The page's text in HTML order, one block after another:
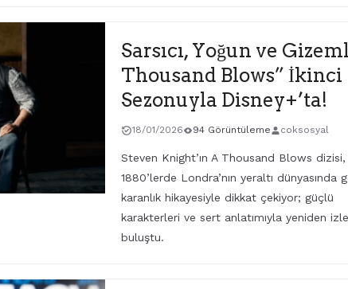
Sarsıcı, Yoğun ve
Thousand Blows” İkinci
Sezonuyla Disney+’ta!
18/01/2026 94 Görüntüleme coksosyal
Steven Knight’ın A Thousand Blows dizisi,
1880’lerde Londra’nın yeraltı dünyasında
karanlık hikayesiyle dikkat çekiyor; güçlü
karakterleri ve sert anlatımıyla yeniden
buluştu.